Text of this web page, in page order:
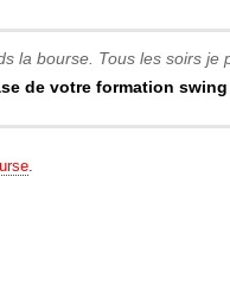
la bourse. Tous les soirs
de votre formation
.